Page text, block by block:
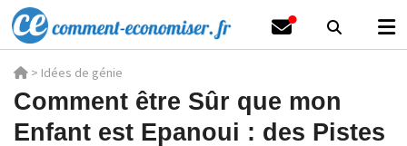
> Idées de génie
Comment être Sûr que mon
Enfant est Epanoui : des Pistes